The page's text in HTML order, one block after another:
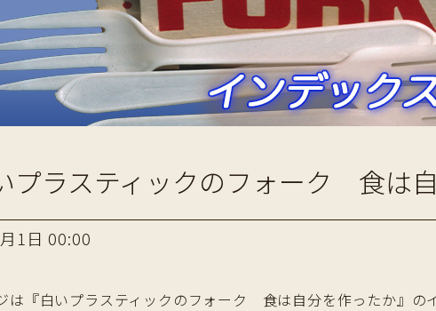
プラスティックのフォーク 食は
1日 00:00
は『白いプラスティックのフォーク 食は自分を作ったか』の